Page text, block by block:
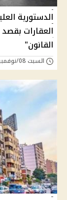
الدستورية
العقارات
القانون"
السبت 08/نوفمبر/2025 - 01:22 م